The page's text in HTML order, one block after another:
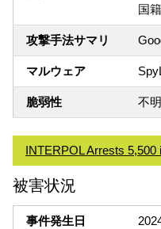
国
攻撃手法サマリ
マルウェア
脆弱性 不明
INTERPOL Arrests
被害状況
事件発生日